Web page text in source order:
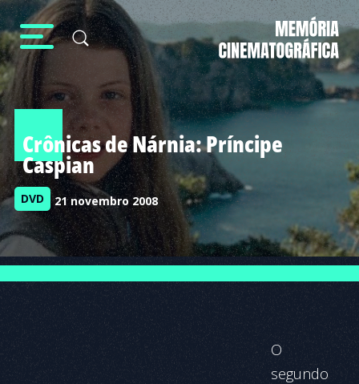
Crônicas de Nárnia: Príncipe
Caspian
DVD 21 novembro 2008
O
segundo